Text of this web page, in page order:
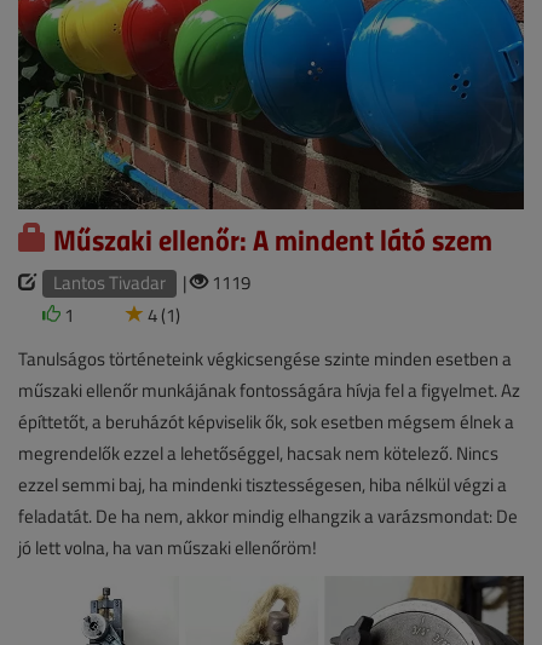
Műszaki ellenőr: A mindent látó szem
Lantos Tivadar |
1119
1
4 (1)
Tanulságos történeteink végkicsengése szinte minden esetben a
műszaki ellenőr munkájának fontosságára hívja fel a figyelmet. Az
építtetőt, a beruházót képviselik ők, sok esetben mégsem élnek a
megrendelők ezzel a lehetőséggel, hacsak nem kötelező. Nincs
ezzel semmi baj, ha mindenki tisztességesen, hiba nélkül végzi a
feladatát. De ha nem, akkor mindig elhangzik a varázsmondat: De
jó lett volna, ha van műszaki ellenőröm!